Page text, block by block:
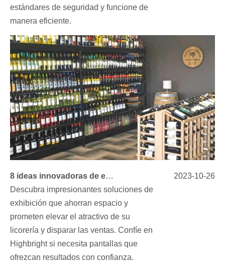
estándares de seguridad y funcione de
manera eficiente.
8 ideas innovadoras de exhibición de licorerías para disparar sus ventas
Descubra impresionantes soluciones de
exhibición que ahorran espacio y
prometen elevar el atractivo de su
licorería y disparar las ventas. Confíe en
Highbright si necesita pantallas que
ofrezcan resultados con confianza.
2023-10-26